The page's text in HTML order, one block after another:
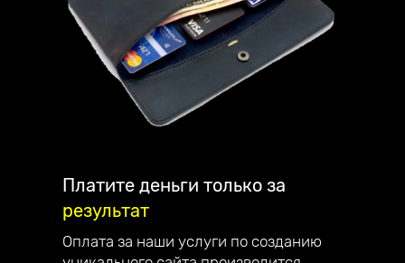
Наша компания занимается созданием
сайтов, интернет-магазинов, лендингов и
их продвижением по всей России.
Являемся официальным партнёром
компании Mottor. Мы постоянно улучшаем
качество обслуживания. Работаем на
Наши достижения:
— в 2022 году начали разрабатывать свой
Платите деньги только за
результат
Оплата за наши услуги по созданию